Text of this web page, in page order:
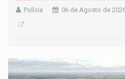
Polícia 06 de Agosto de